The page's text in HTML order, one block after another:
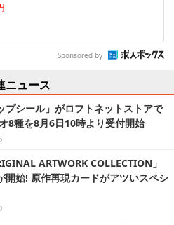
Sponsored by
ニュース
プシール」がロフトネットストアで
8種を8月6日10時より受付開始
ARTWORK COLLECTION」
開始! 原作再現カードがアツいスペシ